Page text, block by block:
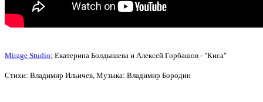
Mirage Studio: Екатерина Болдышева и Алексей Горбашов - "Киса"
Стихи: Владимир Ильичев, Музыка: Владимир Бородин